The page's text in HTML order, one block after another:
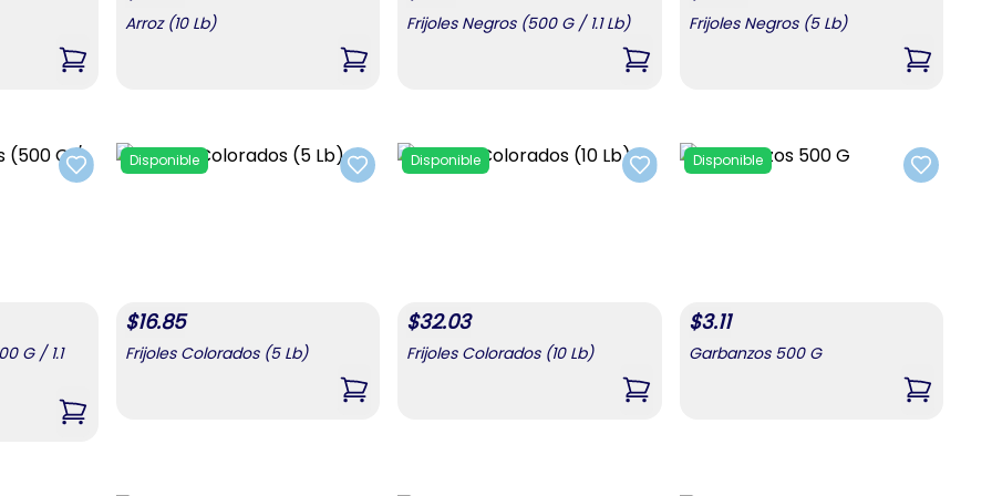
,Arroz (5 Lb)
Arroz (10 Lb)
,Arroz (10 Lb)
Frijoles Negros (500 G / 1.1 Lb)
,Frijoles Negros (500 G / 1.1 Lb)
Frijoles Negros (5 Lb)
,Frijoles
Add to favorites
G / 1.1
,Frijoles Colorados (500 G / 1.1 Lb)
Add to favorites
Disponible
$16.85
Frijoles Colorados (5 Lb)
,Frijoles Colorados (5 Lb)
Add to favorites
Disponible
$32.03
Frijoles Colorados (10 Lb)
,Frijoles Colorados (10 Lb)
Add to
Disponible
$3.11
Garbanzos 500 G
,